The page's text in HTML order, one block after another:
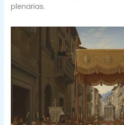
plenarias.